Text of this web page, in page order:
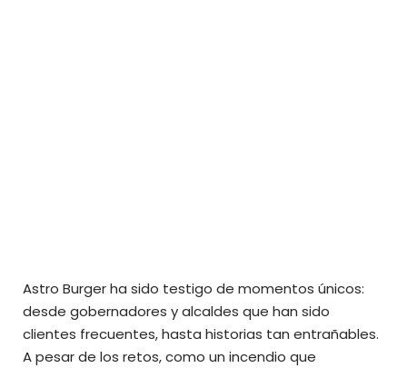
Astro Burger ha sido testigo de momentos únicos:
desde gobernadores y alcaldes que han sido
clientes frecuentes, hasta historias tan entrañables.
A pesar de los retos, como un incendio que